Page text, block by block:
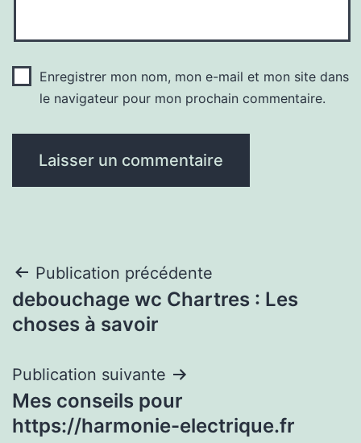
Enregistrer mon nom, mon e-mail et mon site dans
le navigateur pour mon prochain commentaire.
Navigation
de
Publication précédente
debouchage wc Chartres : Les
choses à savoir
Publication suivante
Mes conseils pour
https://harmonie-electrique.fr